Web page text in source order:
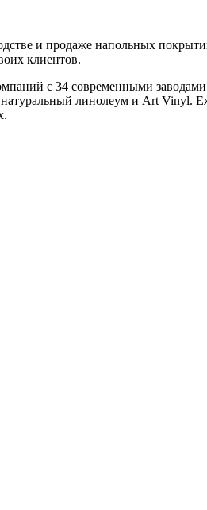
и продаже напольных
клиентов.
с 34 современными
линолеум и Art Vinyl.